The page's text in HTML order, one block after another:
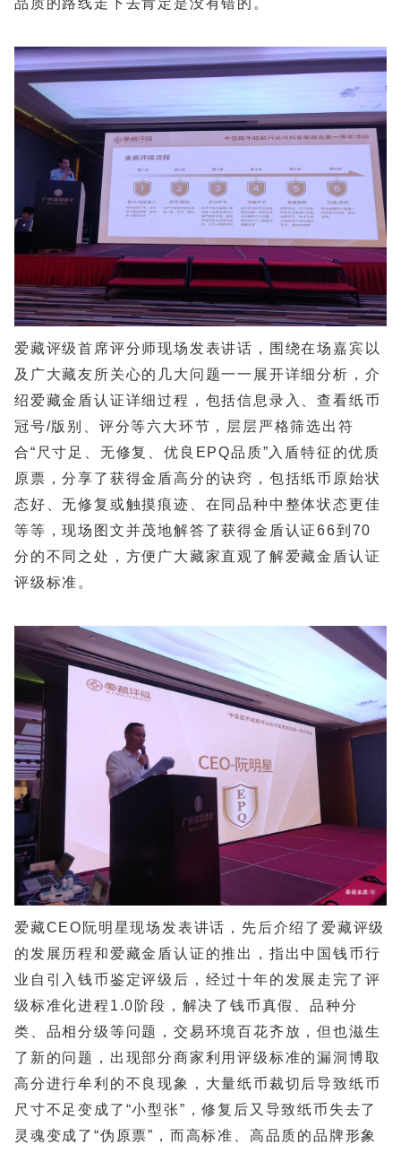
品质的路线走下去肯定是没有错的。
爱藏评级首席评分师现场发表讲话，围绕在场嘉宾以
及广大藏友所关心的几大问题一一展开详细分析，介
绍爱藏金盾认证详细过程，包括信息录入、查看纸币
冠号/版别、评分等六大环节，层层严格筛选出符
合“尺寸足、无修复、优良EPQ品质”入盾特征的优质
原票，分享了获得金盾高分的诀窍，包括纸币原始状
态好、无修复或触摸痕迹、在同品种中整体状态更佳
等等，现场图文并茂地解答了获得金盾认证66到70
分的不同之处，方便广大藏家直观了解爱藏金盾认证
评级标准。
爱藏CEO阮明星现场发表讲话，先后介绍了爱藏评级
的发展历程和爱藏金盾认证的推出，指出中国钱币行
业自引入钱币鉴定评级后，经过十年的发展走完了评
级标准化进程1.0阶段，解决了钱币真假、品种分
类、品相分级等问题，交易环境百花齐放，但也滋生
了新的问题，出现部分商家利用评级标准的漏洞博取
高分进行牟利的不良现象，大量纸币裁切后导致纸币
尺寸不足变成了“小型张”，修复后又导致纸币失去了
灵魂变成了“伪原票”，而高标准、高品质的品牌形象